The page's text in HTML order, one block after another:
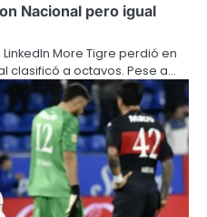
Nacional pero igual
More Tigre perdió en
clasificó a octavos. Pese a…